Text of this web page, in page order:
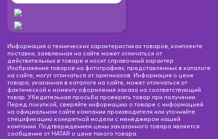
Информация о технических характеристиках товаров, комплекте
поставки, заявленная на сайте может отличаться от
действительных в товаре и носит справочный характер.
Изображения товаров на фотографиях, представленных в каталоге
на сайте, могут отличаться от оригиналов. Информация о цене
товара, указанная в каталоге на сайте, может отличаться от
фактической к моменту оформления заказа на соответствующий
товар. Убедительная просьба проверять товар при получении.
Перед покупкой, сверяйте информацию о товаре с информацией
на официальном сайте компании производителя или уточняйте
спецификацию конкретной модели с менеджером нашей
компании. Подтверждением цены заказанного товара является
сообщение от HATAR о цене такого товара.